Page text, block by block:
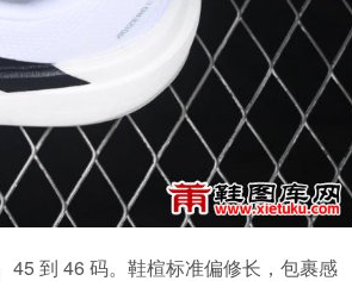
45 到 46 码。鞋楦标准偏修长，包裹感